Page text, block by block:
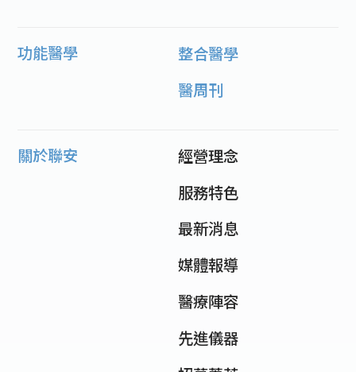
功能醫學
整合醫學
醫周刊
關於聯安
經營理念
服務特色
最新消息
媒體報導
醫療陣容
先進儀器